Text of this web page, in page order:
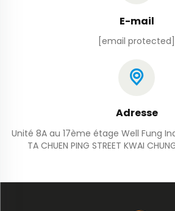
E-mail
[email protected]
Adresse
Unité 8A au 17ème étage Well Fung
TA CHUEN PING STREET KWAI